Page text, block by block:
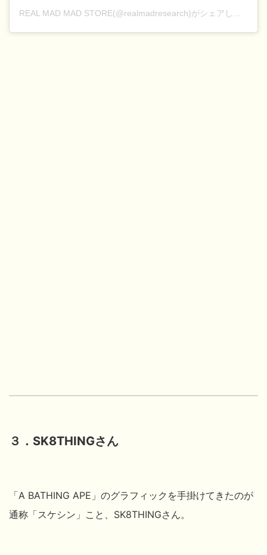
REAL MAD MAD STORE(@realmadresearch)がシェアした投稿
３．SK8THINGさん
「A BATHING APE」のグラフィックを手掛けてきたのが
通称「スケシン」こと、SK8THINGさん。